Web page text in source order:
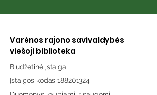
Varėnos rajono savivaldybės
viešoji biblioteka
Biudžetinė įstaiga
Įstaigos kodas 188201324